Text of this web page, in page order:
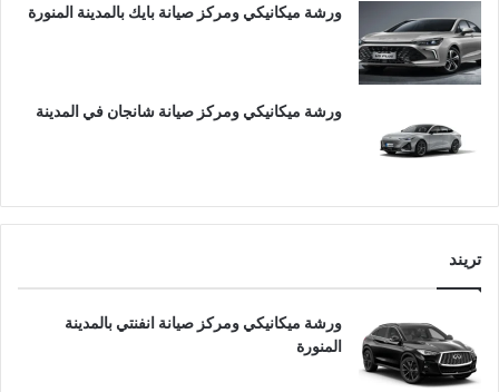
ورشة ميكانيكي ومركز صيانة بايك بالمدينة المنورة
ورشة ميكانيكي ومركز صيانة شانجان في المدينة
تريند
ورشة ميكانيكي ومركز صيانة انفنتي بالمدينة
المنورة